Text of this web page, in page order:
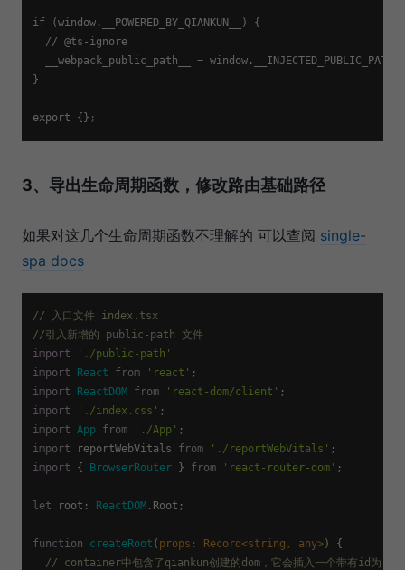
if (window.__POWERED_BY_QIANKUN__) {
  // @ts-ignore
__webpack_public_path__
=
}
export {} ;
3、导出生命周期函数，修改路由基础路径
如果对这几个生命周期函数不理解的 可以查阅 single-
spa docs
// 入口文件 index.tsx
//引入新增的 public-path 文件
import
'./public-path'
import
React from 'react'
import
ReactDOM from 'react-dom/client'
import
'./index.css'
import App from './App'
import reportWebVitals from './reportWebVitals'
import { BrowserRouter } from 'react-router-dom' ;
let root : ReactDOM . Root ;
function createRoot ( props: Record<string , any>) {
// container中包含了qiankun创建的dom，它会插入一个带有id为root